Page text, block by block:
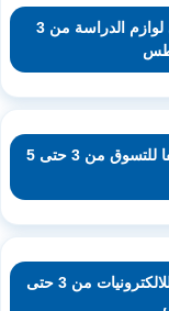
عروض نستو هايبر ماركت على لوازم الدراسة من 3
عروض ك ام هايبر ماركت والصفا للتسوق من 3 حتى 5
عروض مارك اند سيف المعبيلة للالكترونيات من 3 حتى